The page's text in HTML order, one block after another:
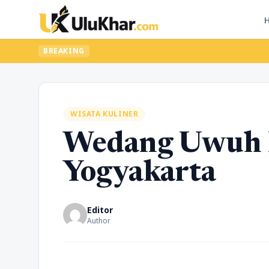
BREAKING
WISATA KULINER
Wedang
Yogyakarta
Editor
Author